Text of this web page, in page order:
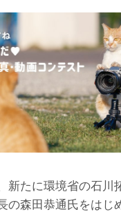
新たに環境省の石川
の森田恭通氏をはじ